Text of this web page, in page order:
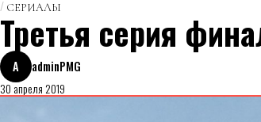
СЕРИАЛЫ
Третья серия
A
adminPMG
30 апреля 2019